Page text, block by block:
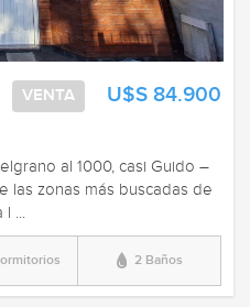
U$S 84.900
VENTA
al 1000, casi Guido –
las zonas más buscadas de
l ...
2 Baños